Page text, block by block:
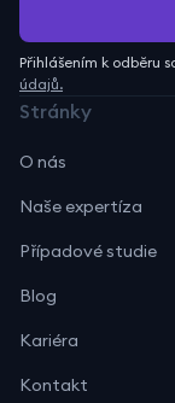
Přihlášením k odběru
údajů.
Stránky
O nás
Naše expertíza
Případové studie
Blog
Kariéra
Kontakt